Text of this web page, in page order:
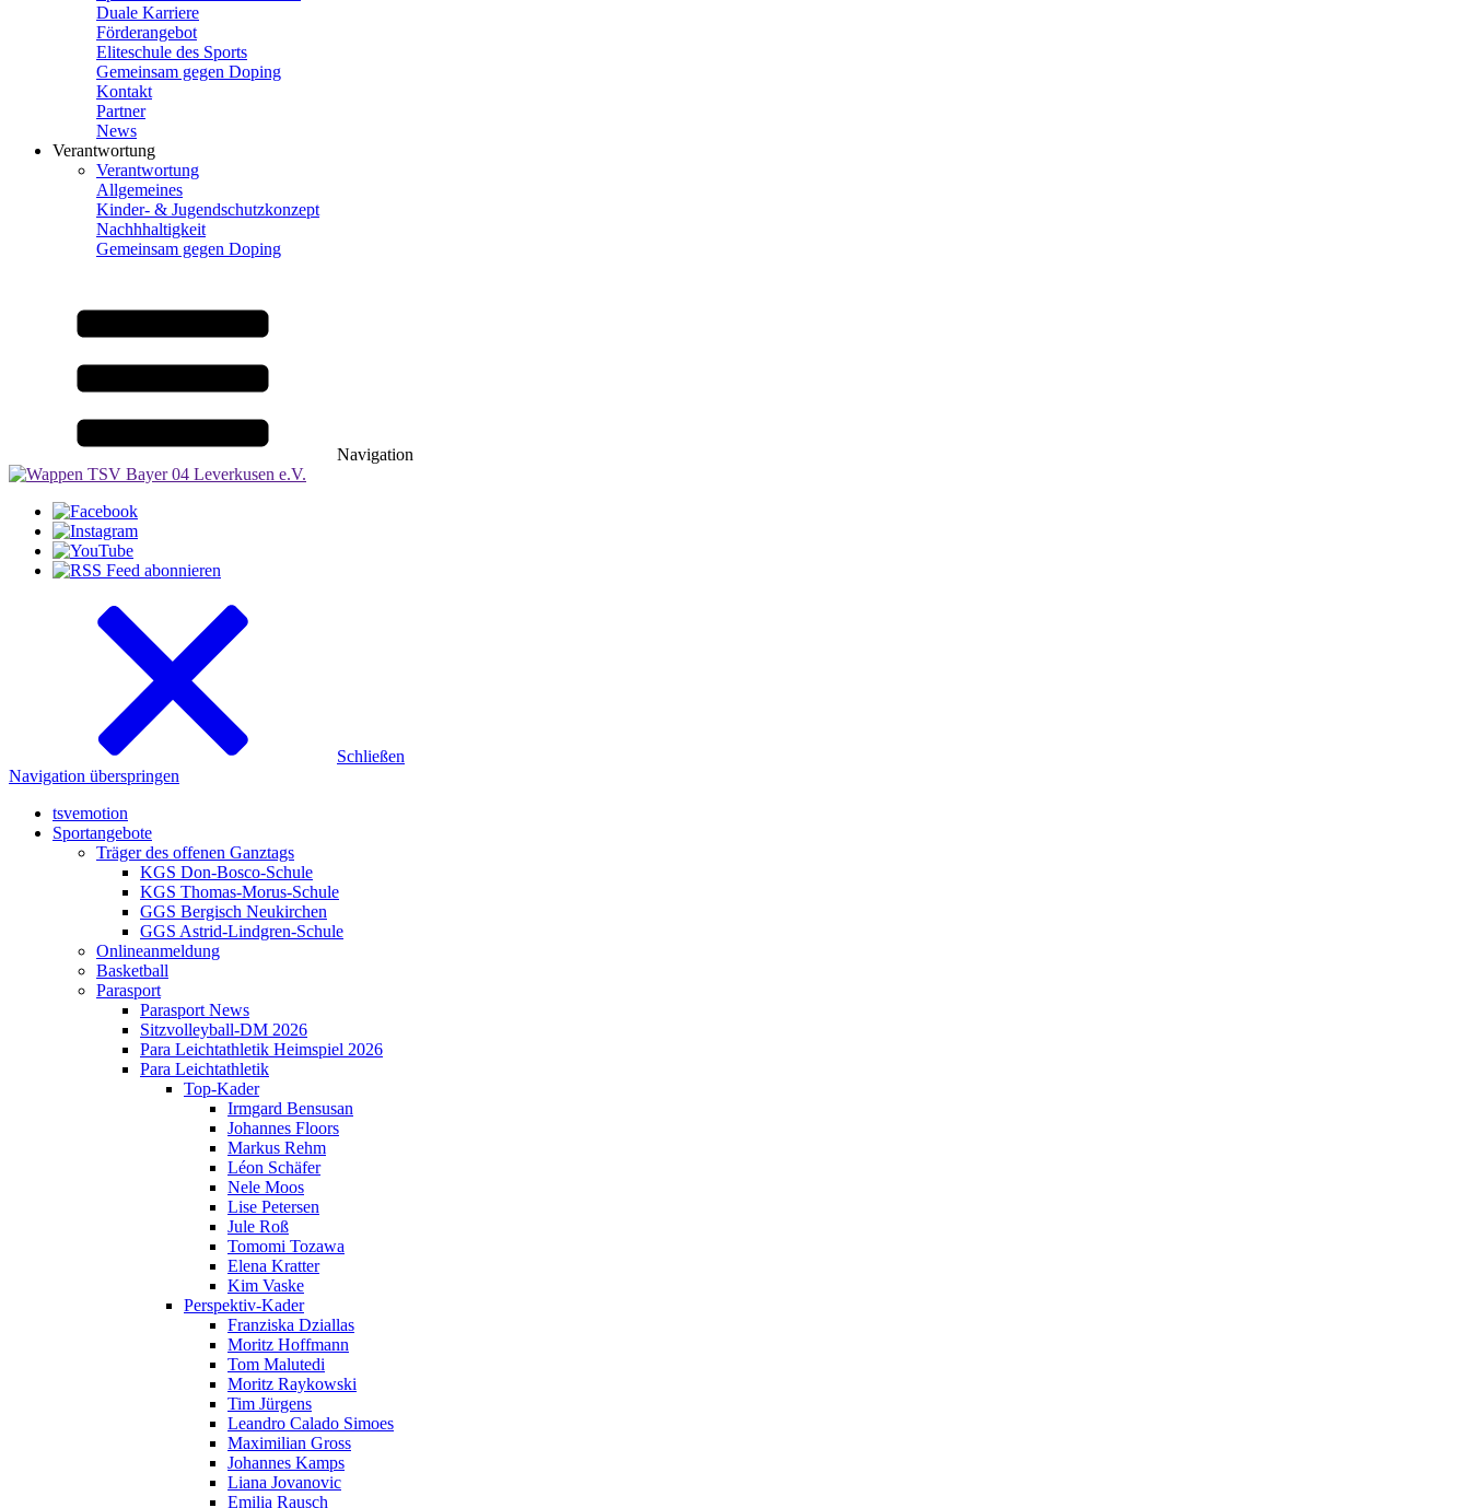
Duale Karriere
Förderangebot
Eliteschule des Sports
Gemeinsam gegen Doping
Kontakt
Partner
News
Verantwortung
Verantwortung
Allgemeines
Kinder- & Jugendschutzkonzept
Nachhhaltigkeit
Gemeinsam gegen Doping
Navigation
Schließen
Navigation überspringen
tsvemotion
Sportangebote
Träger des offenen Ganztags
KGS Don-Bosco-Schule
KGS Thomas-Morus-Schule
GGS Bergisch Neukirchen
GGS Astrid-Lindgren-Schule
Onlineanmeldung
Basketball
Parasport
Parasport News
Sitzvolleyball-DM 2026
Para Leichtathletik Heimspiel 2026
Para Leichtathletik
Top-Kader
Irmgard Bensusan
Johannes Floors
Markus Rehm
Léon Schäfer
Nele Moos
Lise Petersen
Jule Roß
Tomomi Tozawa
Elena Kratter
Kim Vaske
Perspektiv-Kader
Franziska Dziallas
Moritz Hoffmann
Tom Malutedi
Moritz Raykowski
Tim Jürgens
Leandro Calado Simoes
Maximilian Gross
Johannes Kamps
Liana Jovanovic
Emilia Rausch